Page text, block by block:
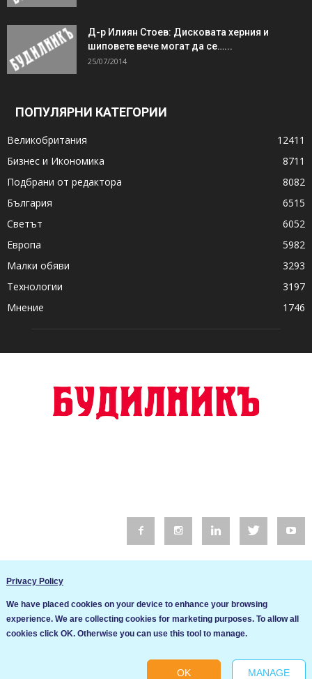
Д-р Илиян Стоев: Дисковата херния и
шиповете вече могат да се…...
25/07/2014
ПОПУЛЯРНИ КАТЕГОРИИ
Великобритания
12411
Бизнес и Икономика
8711
Подбрани от редактора
8082
България
6515
Светът
6052
Европа
5982
Малки обяви
3293
Технологии
3197
Мнение
1746
Общи условия
Privacy Policy
We have placed cookies on your device to enhance your browsing
experience. We are collecting cookies for marketing purposes. To allow all
cookies click OK. Otherwise you can use this tool to manage.
OK MANAGE
Ние използваме бисквитки за да подобрим услугите си. Ако
продължите да посещавате този сайт, ние приемаме, че се